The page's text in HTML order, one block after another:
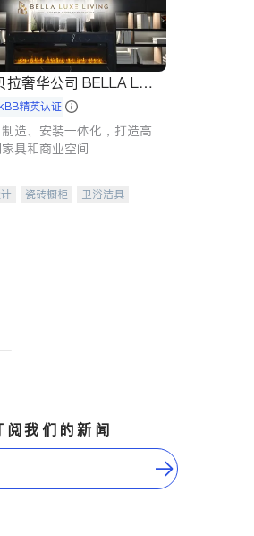
华公司 BELLA LUX
精英认证
造、安装一体化，打造高
具和商业空间
瓷砖橱柜
卫浴洁具
阅我们的新闻